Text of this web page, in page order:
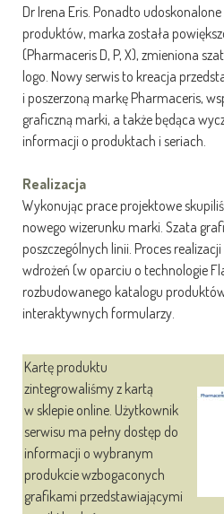
Dr Irena Eris. Ponadto
produktów, marka została
(Pharmaceris D, P, X), zmieniona
logo. Nowy serwis to kreacja
i poszerzoną markę Pharmaceris,
graficzną marki, a także będąca
informacji o produktach i seriach.
Realizacja
Wykonując prace projektowe
nowego wizerunku marki. Szata
poszczególnych linii. Proces
wdrożeń (w oparciu o technologie
rozbudowanego katalogu
interaktywnych formularzy.
Kartę produktu
zintegrowaliśmy z kartą
w sklepie online. Użytkownik
serwisu ma pełny dostęp do
informacji o wybranym
produkcie wzbogaconych
grafikami przedstawiającymi